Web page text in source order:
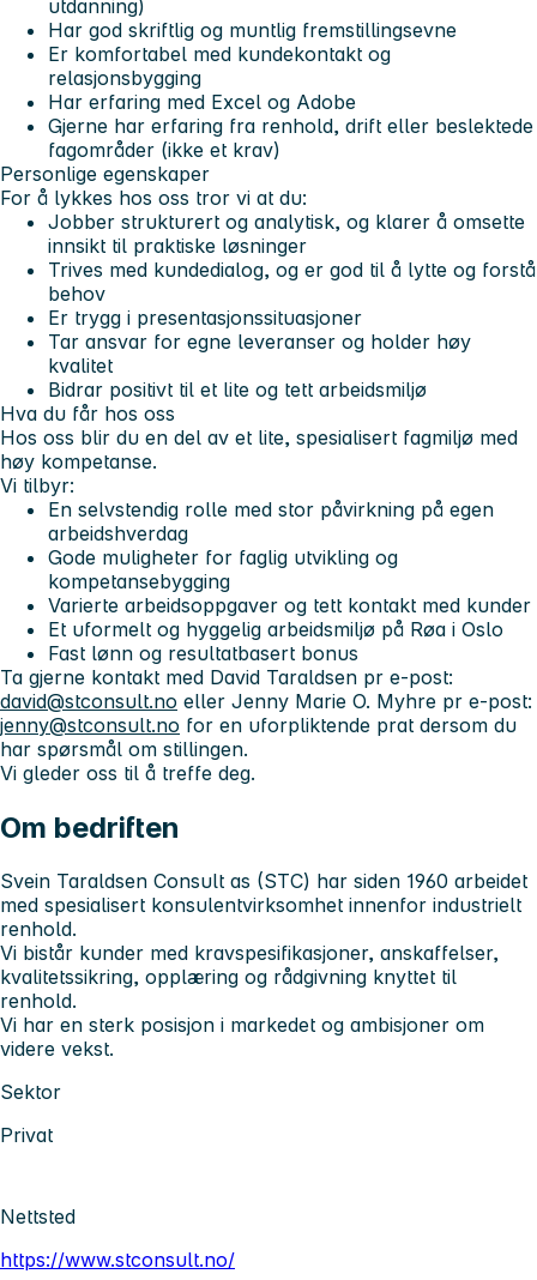
utdanning)
Har god skriftlig og muntlig fremstillingsevne
Er komfortabel med kundekontakt og
relasjonsbygging
Har erfaring med Excel og Adobe
Gjerne har erfaring fra renhold, drift eller beslektede
fagområder (ikke et krav)
Personlige egenskaper
For å lykkes hos oss tror vi at du:
Jobber strukturert og analytisk, og klarer å omsette
innsikt til praktiske løsninger
Trives med kundedialog, og er god til å lytte og forstå
behov
Er trygg i presentasjonssituasjoner
Tar ansvar for egne leveranser og holder høy
kvalitet
Bidrar positivt til et lite og tett arbeidsmiljø
Hva du får hos oss
Hos oss blir du en del av et lite, spesialisert fagmiljø med
høy kompetanse.
Vi tilbyr:
En selvstendig rolle med stor påvirkning på egen
arbeidshverdag
Gode muligheter for faglig utvikling og
kompetansebygging
Varierte arbeidsoppgaver og tett kontakt med kunder
Et uformelt og hyggelig arbeidsmiljø på Røa i Oslo
Fast lønn og resultatbasert bonus
Ta gjerne kontakt med David Taraldsen pr e-post:
david@stconsult.no eller Jenny Marie O. Myhre pr e-post:
jenny@stconsult.no for en uforpliktende prat dersom du
har spørsmål om stillingen.
Vi gleder oss til å treffe deg.
Om bedriften
Svein Taraldsen Consult as (STC) har siden 1960 arbeidet
med spesialisert konsulentvirksomhet innenfor industrielt
renhold.
Vi bistår kunder med kravspesifikasjoner, anskaffelser,
kvalitetssikring, opplæring og rådgivning knyttet til
renhold.
Vi har en sterk posisjon i markedet og ambisjoner om
videre vekst.
Sektor
Privat
Nettsted
https://www.stconsult.no/